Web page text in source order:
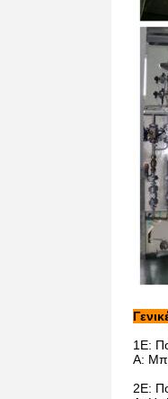
1Ε:
Α:
2Ε: